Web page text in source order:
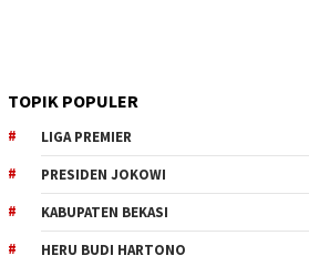
TOPIK POPULER
LIGA PREMIER
PRESIDEN JOKOWI
KABUPATEN BEKASI
HERU BUDI HARTONO